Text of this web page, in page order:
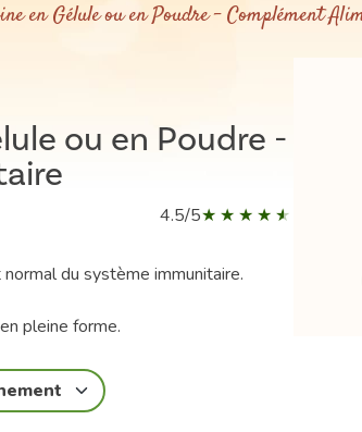
en Gélule ou en Poudre - Complément
ou en Poudre -
4.5/5
du système immunitaire.
pleine forme.